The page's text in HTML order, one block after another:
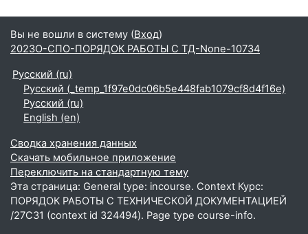
Вы не вошли в систему (Вход)
2023О-СПО-ПОРЯДОК РАБОТЫ С ТД-None-10734
Русский ‎(ru)‎
Русский ‎(_temp_1f97e0dc06b5e448fab1079cf8d4f16e)‎
Русский ‎(ru)‎
English ‎(en)‎
Сводка хранения данных
Скачать мобильное приложение
Переключить на стандартную тему
Эта страница: General type: incourse. Context Курс:
ПОРЯДОК РАБОТЫ С ТЕХНИЧЕСКОЙ ДОКУМЕНТАЦИЕЙ
/27С31 (context id 324494). Page type course-info.